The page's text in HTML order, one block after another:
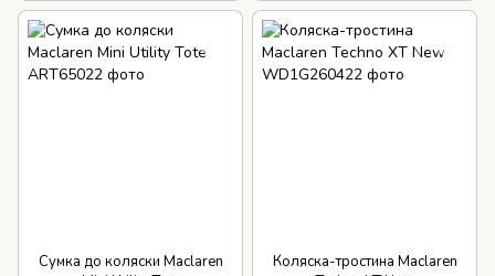
Сумка до коляски Maclaren
Коляска-тростина Maclaren